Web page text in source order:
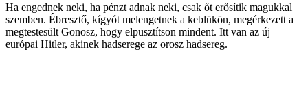
Ha engednek neki, ha pénzt adnak neki, csak őt erősítik magukkal
szemben. Ébresztő, kígyót melengetnek a keblükön, megérkezett a
megtestesült Gonosz, hogy elpusztítson mindent. Itt van az új
európai Hitler, akinek hadserege az orosz hadsereg.